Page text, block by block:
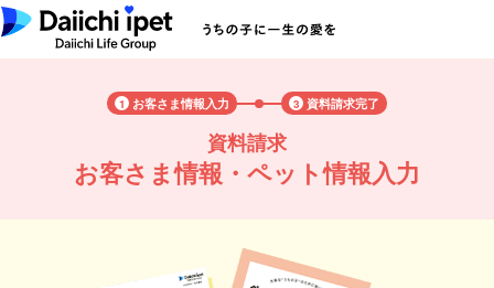
1 お客さま情報入力 3 資料請求完了
資料請求
お客さま情報・ペット情報入力